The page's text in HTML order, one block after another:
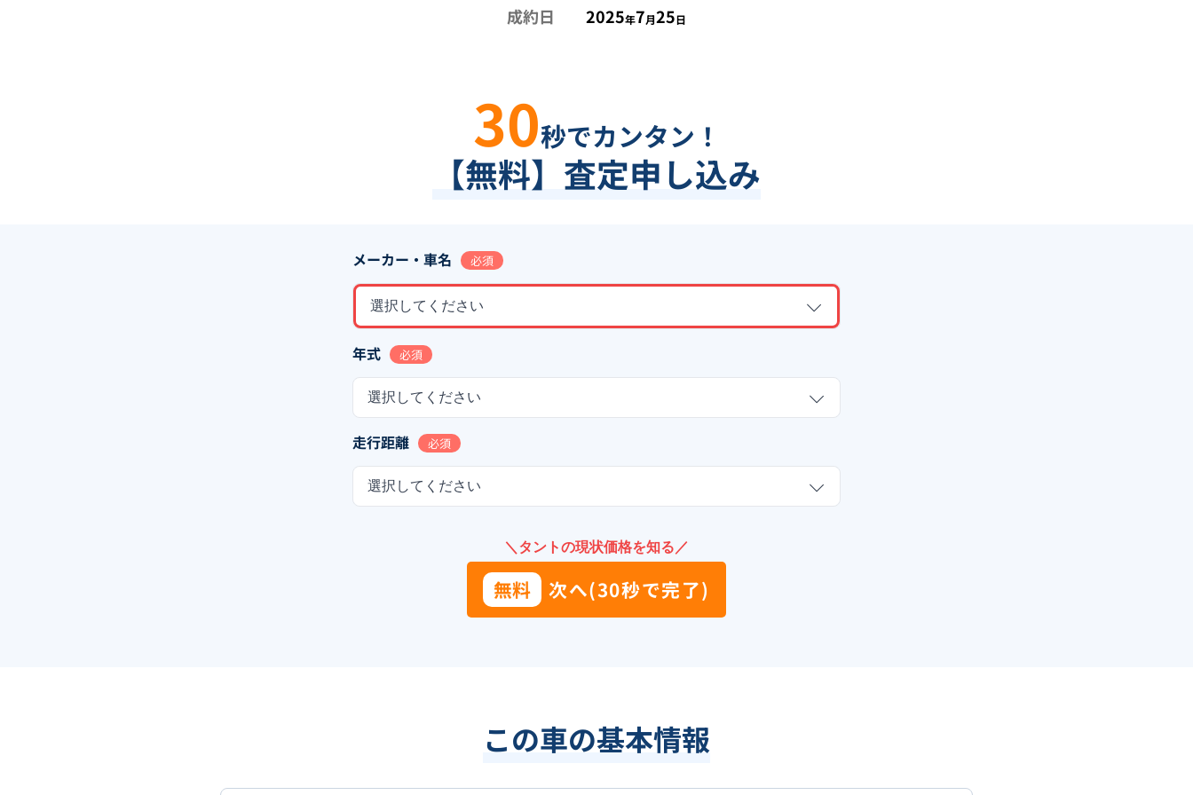
成約日 2025年7月25日
30秒でカンタン！
【無料】査定申し込み
メーカー・車名 必須
選択してください
年式 必須
選択してください
走行距離 必須
選択してください
＼タントの現状価格を知る／
無料 次へ(30秒で完了)
この車の基本情報